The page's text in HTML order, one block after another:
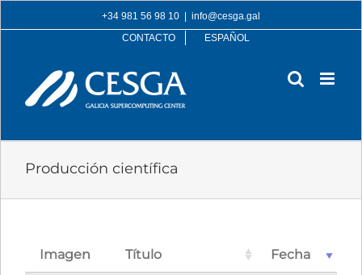
to
+34 981 56 98 10
info@cesga.gal
CONTACTO
ESPAÑOL
Producción científica
Imagen Título Fecha